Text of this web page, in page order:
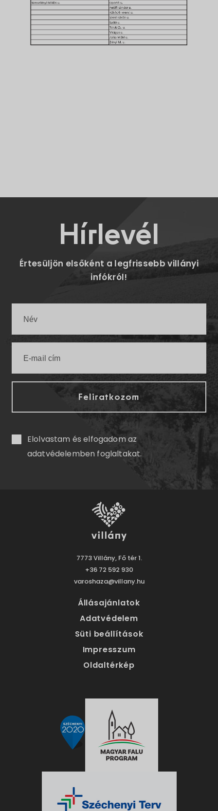
Hírlevél
Értesüljön elsőként a legfrissebb villányi
infókról!
Elolvastam és elfogadom az
adatvédelemben foglaltakat.
7773 Villány, Fő tér 1.
+36 72 592 930
varoshaza@villany.hu
Állásajánlatok
Adatvédelem
Süti beállítások
Impresszum
Oldaltérkép